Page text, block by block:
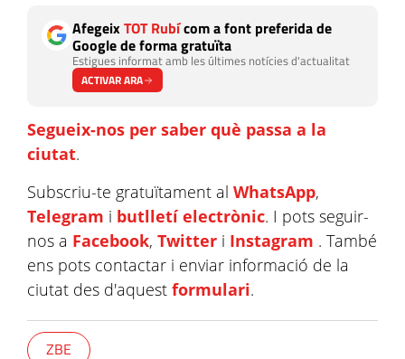
AfegeixTOT Rubícom a font preferida de
Google de forma gratuïta
Estigues informat amb les últimes notícies d'actualitat
ACTIVAR ARA
Segueix-nos per saber què passa a la
ciutat.
Subscriu-te gratuïtament al WhatsApp,
Telegram i butlletí electrònic. I pots seguir-
nos a Facebook, Twitter i Instagram . També
ens pots contactar i enviar informació de la
ciutat des d'aquest formulari.
ZBE